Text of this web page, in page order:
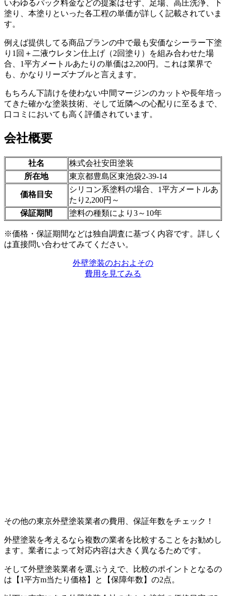
いわゆるパック料金などの提案はせず、足場、高圧洗浄、下
塗り、本塗りといった各工程の単価が詳しく記載されていま
す。
例えば提供してる商品プランの中で最も安価なシーラー下塗
り1回＋二液ウレタン仕上げ（2回塗り）を組み合わせた場
合、1平方メートルあたりの単価は2,200円。これは業界で
も、かなりリーズナブルと言えます。
もちろん下請けを使わない中間マージンのカットや長年培っ
てきた確かな塗装技術、そして近隣への心配りに至るまで、
口コミにおいても高く評価されています。
会社概要
社名
株式会社安田塗装
所在地
東京都豊島区東池袋2-39-14
価格目安
シリコン系塗料の場合、1平方メートルあ
たり2,200円～
保証期間
塗料の種類により3～10年
※価格・保証期間などは独自調査に基づく内容です。詳しく
は直接問い合わせてみてください。
外壁塗装のおおよその
費用を見てみる
その他の東京外壁塗装業者の費用、保証年数をチェック！
外壁塗装を考えるなら複数の業者を比較することをお勧めし
ます。業者によって対応内容は大きく異なるためです。
そして外壁塗装業者を選ぶうえで、比較のポイントとなるの
は【1平方m当たり価格】と【保障年数】の2点。